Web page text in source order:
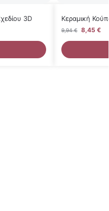
3D Κεραμική
9,94€ 8,45 €